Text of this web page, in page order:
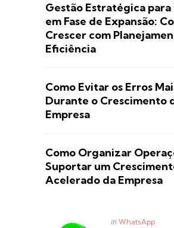
Gestão Estratégica para
em Fase de Expansão:
Crescer com
Eficiência
Como Evitar os Erros
Durante o Crescimento
Empresa
Como Organizar
Suportar um
Acelerado da Empresa
Posted
in WhatsApp